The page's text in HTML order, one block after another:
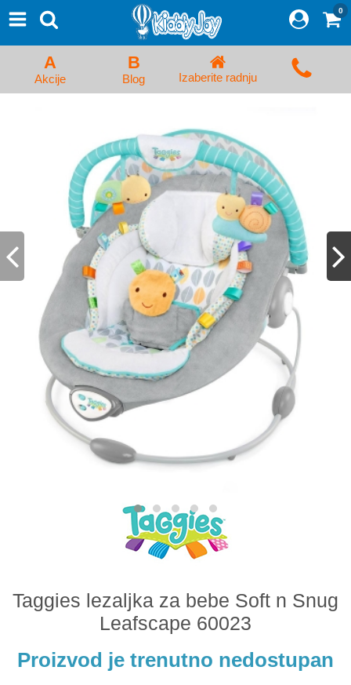
Proizvodi
Početna Prijava/Registracija
Kolica za bebe i dečija kolica
Auto sedišta za decu i bebe
Kreveci, ljuljaške i ležaljke
Kadice, noše i adapteri
Hranilice, flašice i cucle
Monitori, Ogradice i tricikli
Posteljine, vrećice i baldahini
Odeća i obuća
Igračke za bebe i decu
0
A
Akcije
B
Blog Izaberite radnju
Taggies lezaljka za bebe Soft n Snug
Leafscape 60023
Proizvod je trenutno nedostupan